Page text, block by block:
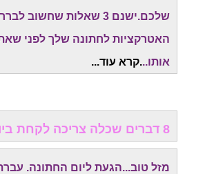
שלכם.
ישנם 3 שאלות שחשוב
האטרקציות לחתונה שלך לפני
אותו...קרא עוד...
8 דברים שכלה צריכה לקחת ביום החתונה
מזל טוב...הגעת ליום החתונה.